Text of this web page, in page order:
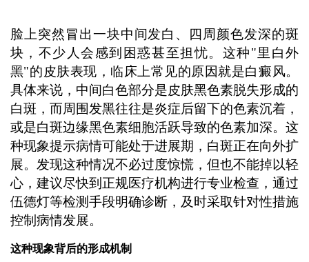
脸上突然冒出一块中间发白、四周颜色发深的斑
块，不少人会感到困惑甚至担忧。这种"里白外
黑"的皮肤表现，临床上常见的原因就是白癜风。
具体来说，中间白色部分是皮肤黑色素脱失形成的
白斑，而周围发黑往往是炎症后留下的色素沉着，
或是白斑边缘黑色素细胞活跃导致的色素加深。这
种现象提示病情可能处于进展期，白斑正在向外扩
展。发现这种情况不必过度惊慌，但也不能掉以轻
心，建议尽快到正规医疗机构进行专业检查，通过
伍德灯等检测手段明确诊断，及时采取针对性措施
控制病情发展。
这种现象背后的形成机制